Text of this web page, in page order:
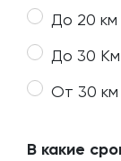
До 20 км
До 30 Км
От 30 км
В какие